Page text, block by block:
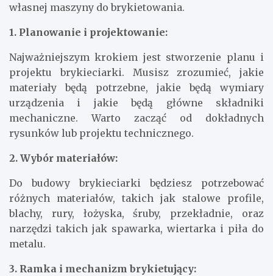
własnej maszyny do brykietowania.
1. Planowanie i projektowanie:
Najważniejszym krokiem jest stworzenie planu i
projektu brykieciarki. Musisz zrozumieć, jakie
materiały będą potrzebne, jakie będą wymiary
urządzenia i jakie będą główne składniki
mechaniczne. Warto zacząć od dokładnych
rysunków lub projektu technicznego.
2. Wybór materiałów:
Do budowy brykieciarki będziesz potrzebować
różnych materiałów, takich jak stalowe profile,
blachy, rury, łożyska, śruby, przekładnie, oraz
narzędzi takich jak spawarka, wiertarka i piła do
metalu.
3. Ramka i mechanizm brykietujący: